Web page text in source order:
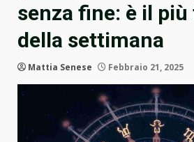
senza fine: è il
della settimana
Mattia Senese Febbraio 21, 2025